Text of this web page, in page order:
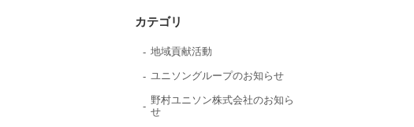
カテゴリ
地域貢献活動
ユニソングループのお知らせ
野村ユニソン株式会社のお知ら
せ